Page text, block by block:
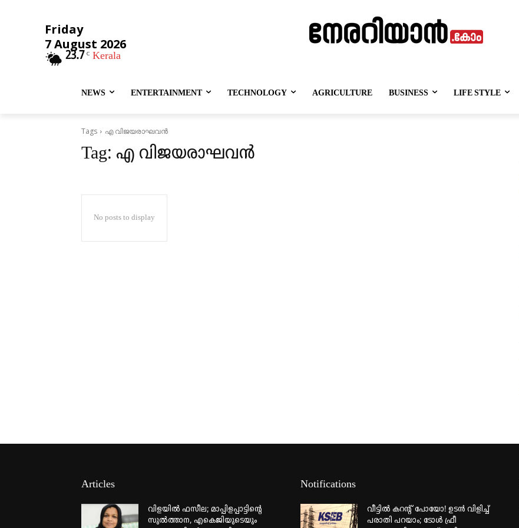
Friday
7 August 2026
23.7 C Kerala
NEWS ENTERTAINMENT TECHNOLOGY AGRICULTURE BUSINESS LIFE STYLE
Tags എ വിജയരാഘവൻ
Tag: എ വിജയരാഘവൻ
No posts to display
Articles
വിളയിൽ ഫസീല; മാപ്പിളപ്പാട്ടിന്റെ
സുൽത്താന, എകെജിയുടെയും
Notifications
വീട്ടില്‍ കറന്റ് പോയോ! ഉടന്‍ വിളിച്ച്
പരാതി പറയാം; ടോള്‍ ഫ്രീ